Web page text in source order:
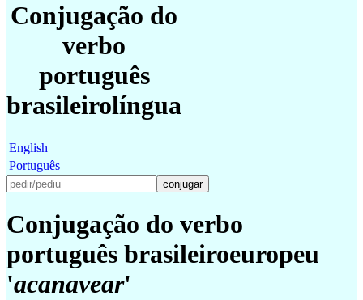
Conjugação do
verbo
português
brasileirolíngua
English
Português
Conjugação do verbo
português brasileiroeuropeu
'acanavear'